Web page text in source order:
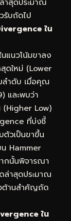
าสุดประมาณ
บถัดไป
ใน
แนวโน้มขาลง
สุดใหม่ (Lower
ลำดับ เมื่อคุณ
และพบว่า
Low)
ที่บ่งชี้
ตัวเป็นขาขึ้น
Hammer
กนั้นพิจารณา
ล่าสุดประมาณ
ต้านสำคัญถัด
ใน